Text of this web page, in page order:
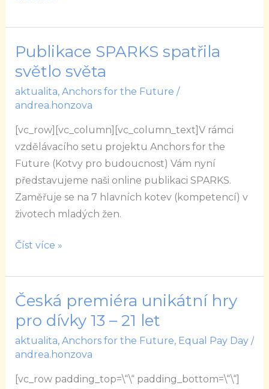
Publikace SPARKS spatřila
světlo světa
aktualita, Anchors for the Future /
andrea.honzova
[vc_row][vc_column][vc_column_text]V rámci
vzdělávacího setu projektu Anchors for the
Future (Kotvy pro budoucnost) Vám nyní
představujeme naši online publikaci SPARKS.
Zaměřuje se na 7 hlavních kotev (kompetencí) v
životech mladých žen.
Publikace
SPARKS
světlo
Číst více »
Česká premiéra unikátní hry
pro dívky 13 – 21 let
aktualita, Anchors for the Future, Equal Pay Day/
andrea.honzova
[vc_row padding_top=\“\“ padding_bottom=\“\“]
Česká
premiéra
unikátní
dívky